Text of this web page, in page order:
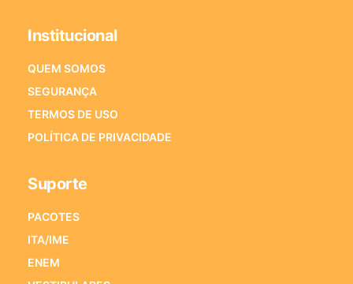
Institucional
QUEM SOMOS
SEGURANÇA
TERMOS DE USO
POLÍTICA DE PRIVACIDADE
Suporte
PACOTES
ITA/IME
ENEM